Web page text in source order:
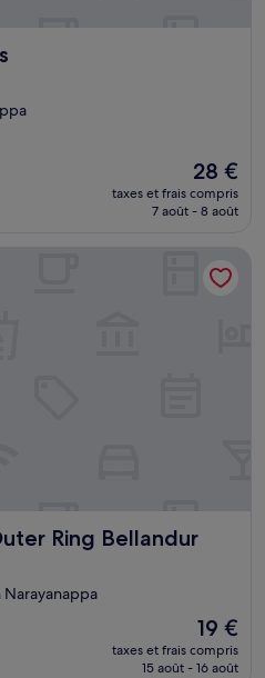
Le
nouveau
prix
28 €
28 €
taxes et frais compris
7 août - 8 août
Ring Bellandur
Bellandur
Narayanappa
Le
nouveau
prix
19 €
taxes et frais compris
15 août - 16 août
Bellandur